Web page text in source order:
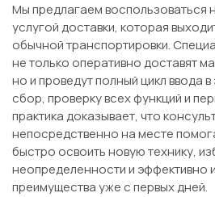
Мы предлагаем воспользоваться
услугой доставки, которая
обычной транспортировки.
не только оперативно доставят
но и проведут полный цикл ввода
сбор, проверку всех функций и
практика доказывает, что
непосредственно на месте
быстро освоить новую технику,
неопределенности и эффективно
преимущества уже с первых дней.